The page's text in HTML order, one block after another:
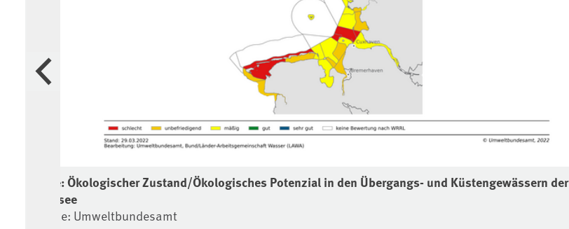
Karte: Ökologischer Zustand/Ökologisches Potenzial in den Übergangs- und Küstengewässern der
Nordsee
Quelle: Umweltbundesamt
Vorherige